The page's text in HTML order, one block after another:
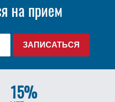
на прием
15%